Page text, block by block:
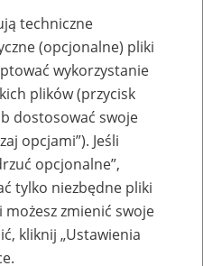
lub
pracy
techniczne
(opcjonalne) pliki
wykorzystanie
plików (przycisk
dostosować swoje
opcjami”). Jeśli
opcjonalne”,
tylko niezbędne pliki
możesz zmienić swoje
kliknij „Ustawienia